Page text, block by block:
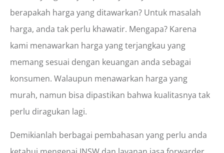
berapakah harga yang ditawarkan? Untuk masalah
harga, anda tak perlu khawatir. Mengapa? Karena
kami menawarkan harga yang terjangkau yang
memang sesuai dengan keuangan anda sebagai
konsumen. Walaupun menawarkan harga yang
murah, namun bisa dipastikan bahwa kualitasnya tak
perlu diragukan lagi.
Demikianlah berbagai pembahasan yang perlu anda